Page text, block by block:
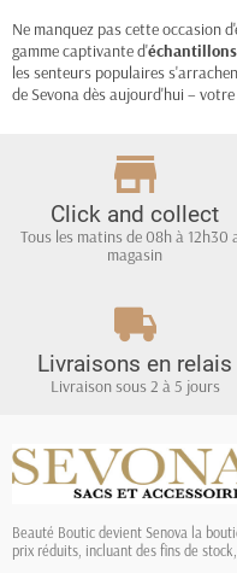
Ne manquez pas cette occasion
gamme captivante d'
les senteurs populaires
de Sevona dès aujourd'hui –
Click and collect
Tous les matins de 08h à 12h30
magasin
Livraisons en relais
Livraison sous 2 à 5 jours
Beauté Boutic devient Senova la
prix réduits, incluant des fins de